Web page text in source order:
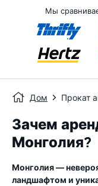
Мы
Дом Прокат
Зачем
Монголия?
Монголия —
ландшафтом и